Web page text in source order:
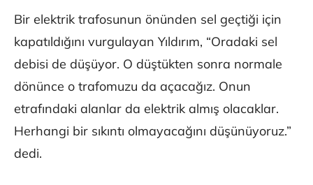
Bir elektrik trafosunun önünden sel geçtiği için
kapatıldığını vurgulayan Yıldırım, “Oradaki sel
debisi de düşüyor. O düştükten sonra normale
dönünce o trafomuzu da açacağız. Onun
etrafındaki alanlar da elektrik almış olacaklar.
Herhangi bir sıkıntı olmayacağını düşünüyoruz.”
dedi.